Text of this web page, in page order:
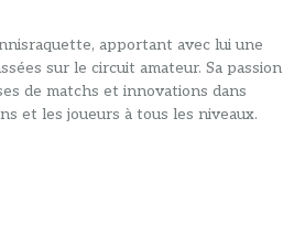
apportant avec lui une
sur le circuit amateur. Sa passion
de matchs et innovations dans
et les joueurs à tous les niveaux.